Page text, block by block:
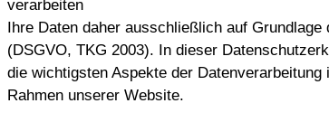
verarbeiten
Ihre Daten daher ausschließlich auf
(DSGVO, TKG 2003). In dieser
die wichtigsten Aspekte der Datenverarbeitung
Rahmen unserer Website.